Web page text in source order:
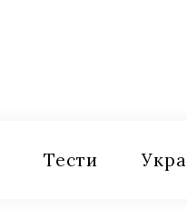
Тести